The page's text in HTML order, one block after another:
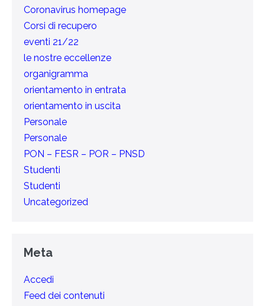
Coronavirus homepage
Corsi di recupero
eventi 21/22
le nostre eccellenze
organigramma
orientamento in entrata
orientamento in uscita
Personale
Personale
PON – FESR – POR – PNSD
Studenti
Studenti
Uncategorized
Meta
Accedi
Feed dei contenuti